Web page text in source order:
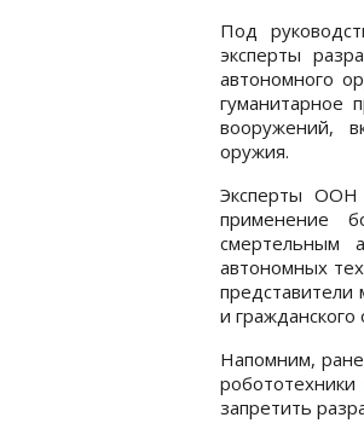
Под
эксперты
автономного
гуманитарное
вооружений,
оружия.
Эксперты ООН
применение
смертельным
автономных
и гражданского
Напомним,
робототехники
запретить